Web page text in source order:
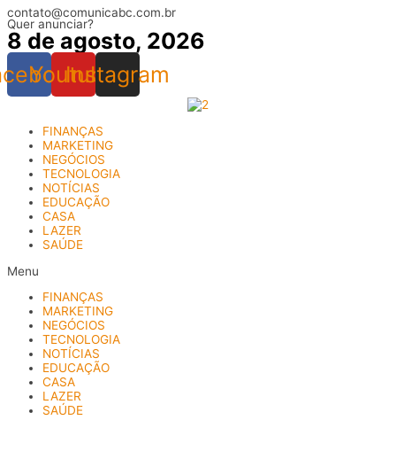
Ir
para
o
conteúdo
contato@comunicabc.com.br
Quer anunciar?
8 de agosto, 2026
Youtube
Instagram
FINANÇAS
MARKETING
NEGÓCIOS
TECNOLOGIA
NOTÍCIAS
EDUCAÇÃO
CASA
LAZER
SAÚDE
Menu
FINANÇAS
MARKETING
NEGÓCIOS
TECNOLOGIA
NOTÍCIAS
EDUCAÇÃO
CASA
LAZER
SAÚDE